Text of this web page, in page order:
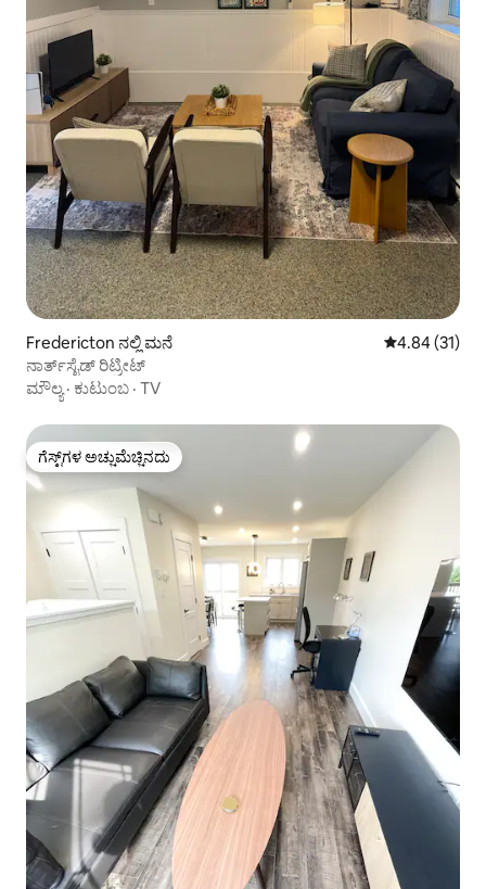
Fredericton ನಲ್ಲಿ ಮನೆ 5 ರಲ್ಲಿ 4.84
4.84 (31)
ನಾರ್ತ್‌ಸೈಡ್ ರಿಟ್ರೀಟ್
ಮೌಲ್ಯ· ಕುಟುಂಬ · TV
ಗೆಸ್ಟ್‌ಗಳ ಅಚ್ಚುಮೆಚ್ಚಿನದು
ಗೆಸ್ಟ್‌ಗಳ ಅಚ್ಚುಮೆಚ್ಚಿನದು